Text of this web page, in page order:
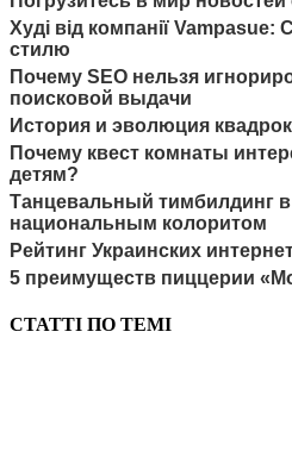
Худі від компанії
стилю
Почему SEO нельзя
поисковой выдачи
История и эволюция
Почему квест комнаты
детям?
Танцевальный тимбилдинг
национальным колоритом
Рейтинг Украинских
5 преимуществ пиццерии
СТАТТІ ПО ТЕМІ